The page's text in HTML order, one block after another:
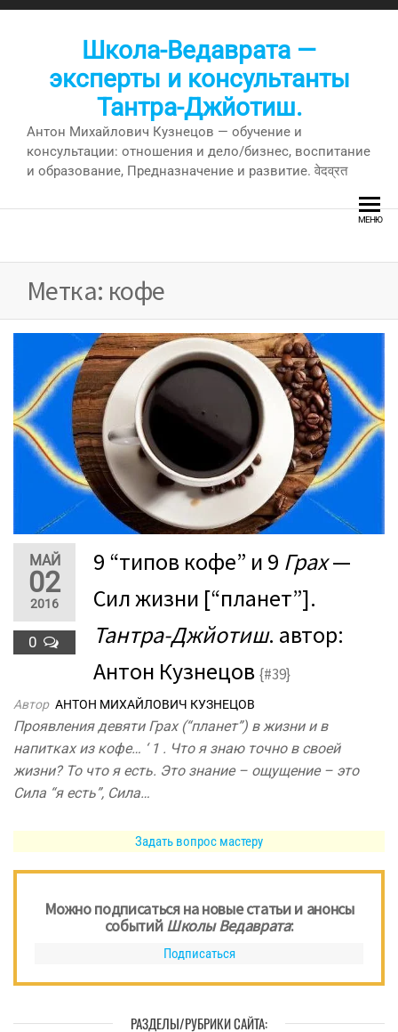
Перейти
Школа-Ведаврата —
эксперты и консультанты
Тантра-Джйотиш.
Антон Михайлович Кузнецов — обучение и
консультации: отношения и дело/бизнес, воспитание
и образование, Предназначение и развитие. वेदव्रत
МЕНЮ
Метка: кофе
МАЙ
02
2016
0
9 “типов кофе” и 9 Грах—
Сил жизни [“планет”].
Тантра-Джйотиш. автор:
Антон Кузнецов {#39}
Автор АНТОН МИХАЙЛОВИЧ КУЗНЕЦОВ
Проявления девяти Грах (“планет”) в жизни и в
напитках из кофе… ‘ 1 . Что я знаю точно в своей
жизни? То что я есть. Это знание – ощущение – это
Сила “я есть”, Сила…
Задать вопрос мастеру
Можно подписаться на новые статьи и анонсы
событийШколы Ведаврата:
Подписаться
РАЗДЕЛЫ/РУБРИКИ САЙТА: